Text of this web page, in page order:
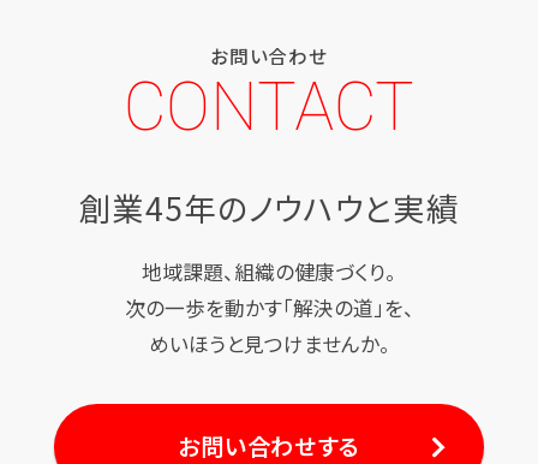
お問い合わせ
CONTACT
創業45年のノウハウと実績
地域課題、組織の健康づくり。
次の一歩を動かす「解決の道」を、
めいほうと見つけませんか。
お問い合わせする